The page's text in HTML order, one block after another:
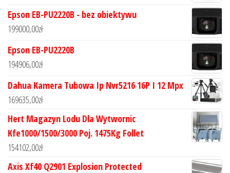
Epson EB-PU2220B - bez obiektywu
199000,00zł
Epson EB-PU2220B
194906,00zł
Dahua Kamera Tubowa Ip Nvr5216 16P I 12 Mpx
169635,00zł
Hert Magazyn Lodu Dla Wytwornic
Kfe1000/1500/3000 Poj. 1475Kg Follet
154102,00zł
Axis Xf40 Q2901 Explosion Protected